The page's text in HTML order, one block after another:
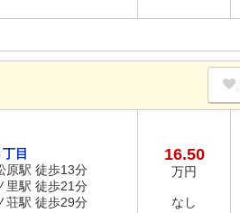
目
原駅 徒歩13分
里駅 徒歩21分
荘駅 徒歩29分
16.50
万円
なし